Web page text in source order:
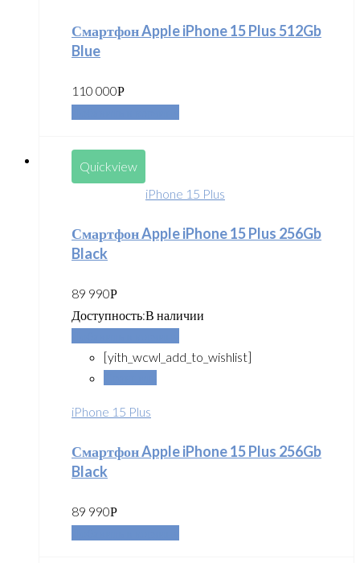
Смартфон Apple iPhone 15 Plus 512Gb
Blue
110 000Р
Quickview
iPhone 15 Plus
Смартфон Apple iPhone 15 Plus 256Gb
Black
89 990Р
Доступность:В наличии
[yith_wcwl_add_to_wishlist]
iPhone 15 Plus
Смартфон Apple iPhone 15 Plus 256Gb
Black
89 990Р